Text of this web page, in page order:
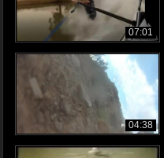
07:01
04:38